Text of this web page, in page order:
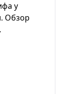
у
Обзор